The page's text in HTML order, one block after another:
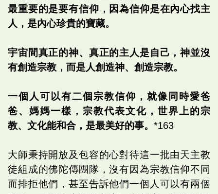
最重要的是要有信仰，因為信仰是在內心找主
人，是內心珍貴的寶藏。
宇宙間真正的神、真正的主人是自己，神並沒
有創造宗教，而是人創造神、創造宗教。
一個人可以有二個宗教信仰，就像同時愛爸
爸、媽媽一樣，宗教代表文化，世界上的宗
教、文化能和合，是最美好的事。 *163
大師秉持開放及包容的心對待這一批由天主教
徒組成的佛陀傳團隊，沒有因為宗教信仰不同
而排拒他們，甚至告訴他們一個人可以有兩個